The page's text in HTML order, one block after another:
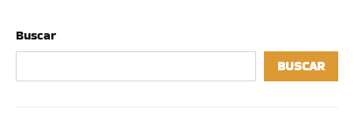
Buscar
BUSCAR